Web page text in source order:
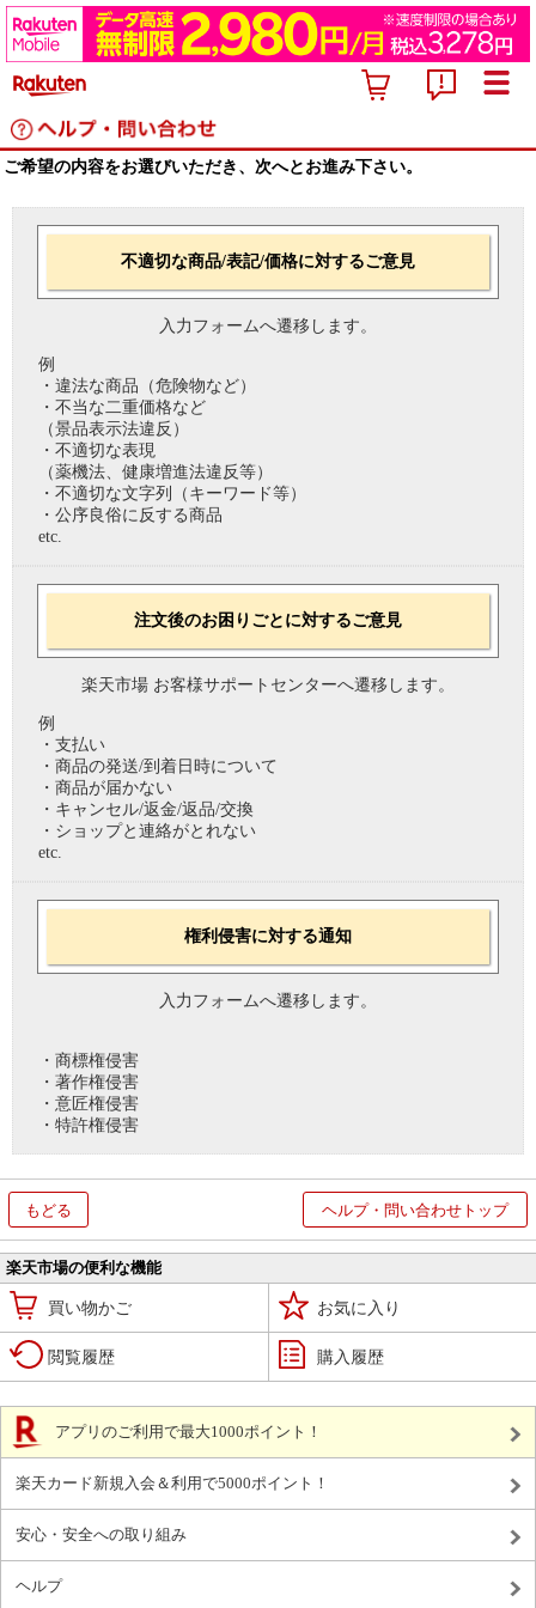
ご希望の内容をお選びいただき、次へとお進み下さい。
不適切な商品/表記/価格に対するご意見
入力フォームへ遷移します。
例
・違法な商品（危険物など）
・不当な二重価格など
（景品表示法違反）
・不適切な表現
（薬機法、健康増進法違反等）
・不適切な文字列（キーワード等）
・公序良俗に反する商品
etc.
注文後のお困りごとに対するご意見
楽天市場 お客様サポートセンターへ遷移します。
例
・支払い
・商品の発送/到着日時について
・商品が届かない
・キャンセル/返金/返品/交換
・ショップと連絡がとれない
etc.
権利侵害に対する通知
入力フォームへ遷移します。
・商標権侵害
・著作権侵害
・意匠権侵害
・特許権侵害
もどる ヘルプ・問い合わせトップ
楽天市場の便利な機能
買い物かご お気に入り
閲覧履歴 購入履歴
アプリのご利用で最大1000ポイント！
楽天カード新規入会＆利用で5000ポイント！
安心・安全への取り組み
ヘルプ